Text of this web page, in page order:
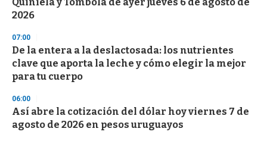
Quiniela y Tómbola de ayer jueves 6 de agosto de
2026
07:00
De la entera a la deslactosada: los nutrientes
clave que aporta la leche y cómo elegir la mejor
para tu cuerpo
06:00
Así abre la cotización del dólar hoy viernes 7 de
agosto de 2026 en pesos uruguayos